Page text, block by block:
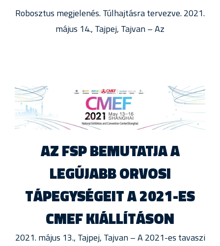
Robosztus megjelenés. Túlhajtásra tervezve. 2021.
május 14., Tajpej, Tajvan – Az
AZ FSP BEMUTATJA A
LEGÚJABB ORVOSI
TÁPEGYSÉGEIT A 2021-ES
CMEF KIÁLLÍTÁSON
2021. május 13., Tajpej, Tajvan – A 2021-es tavaszi